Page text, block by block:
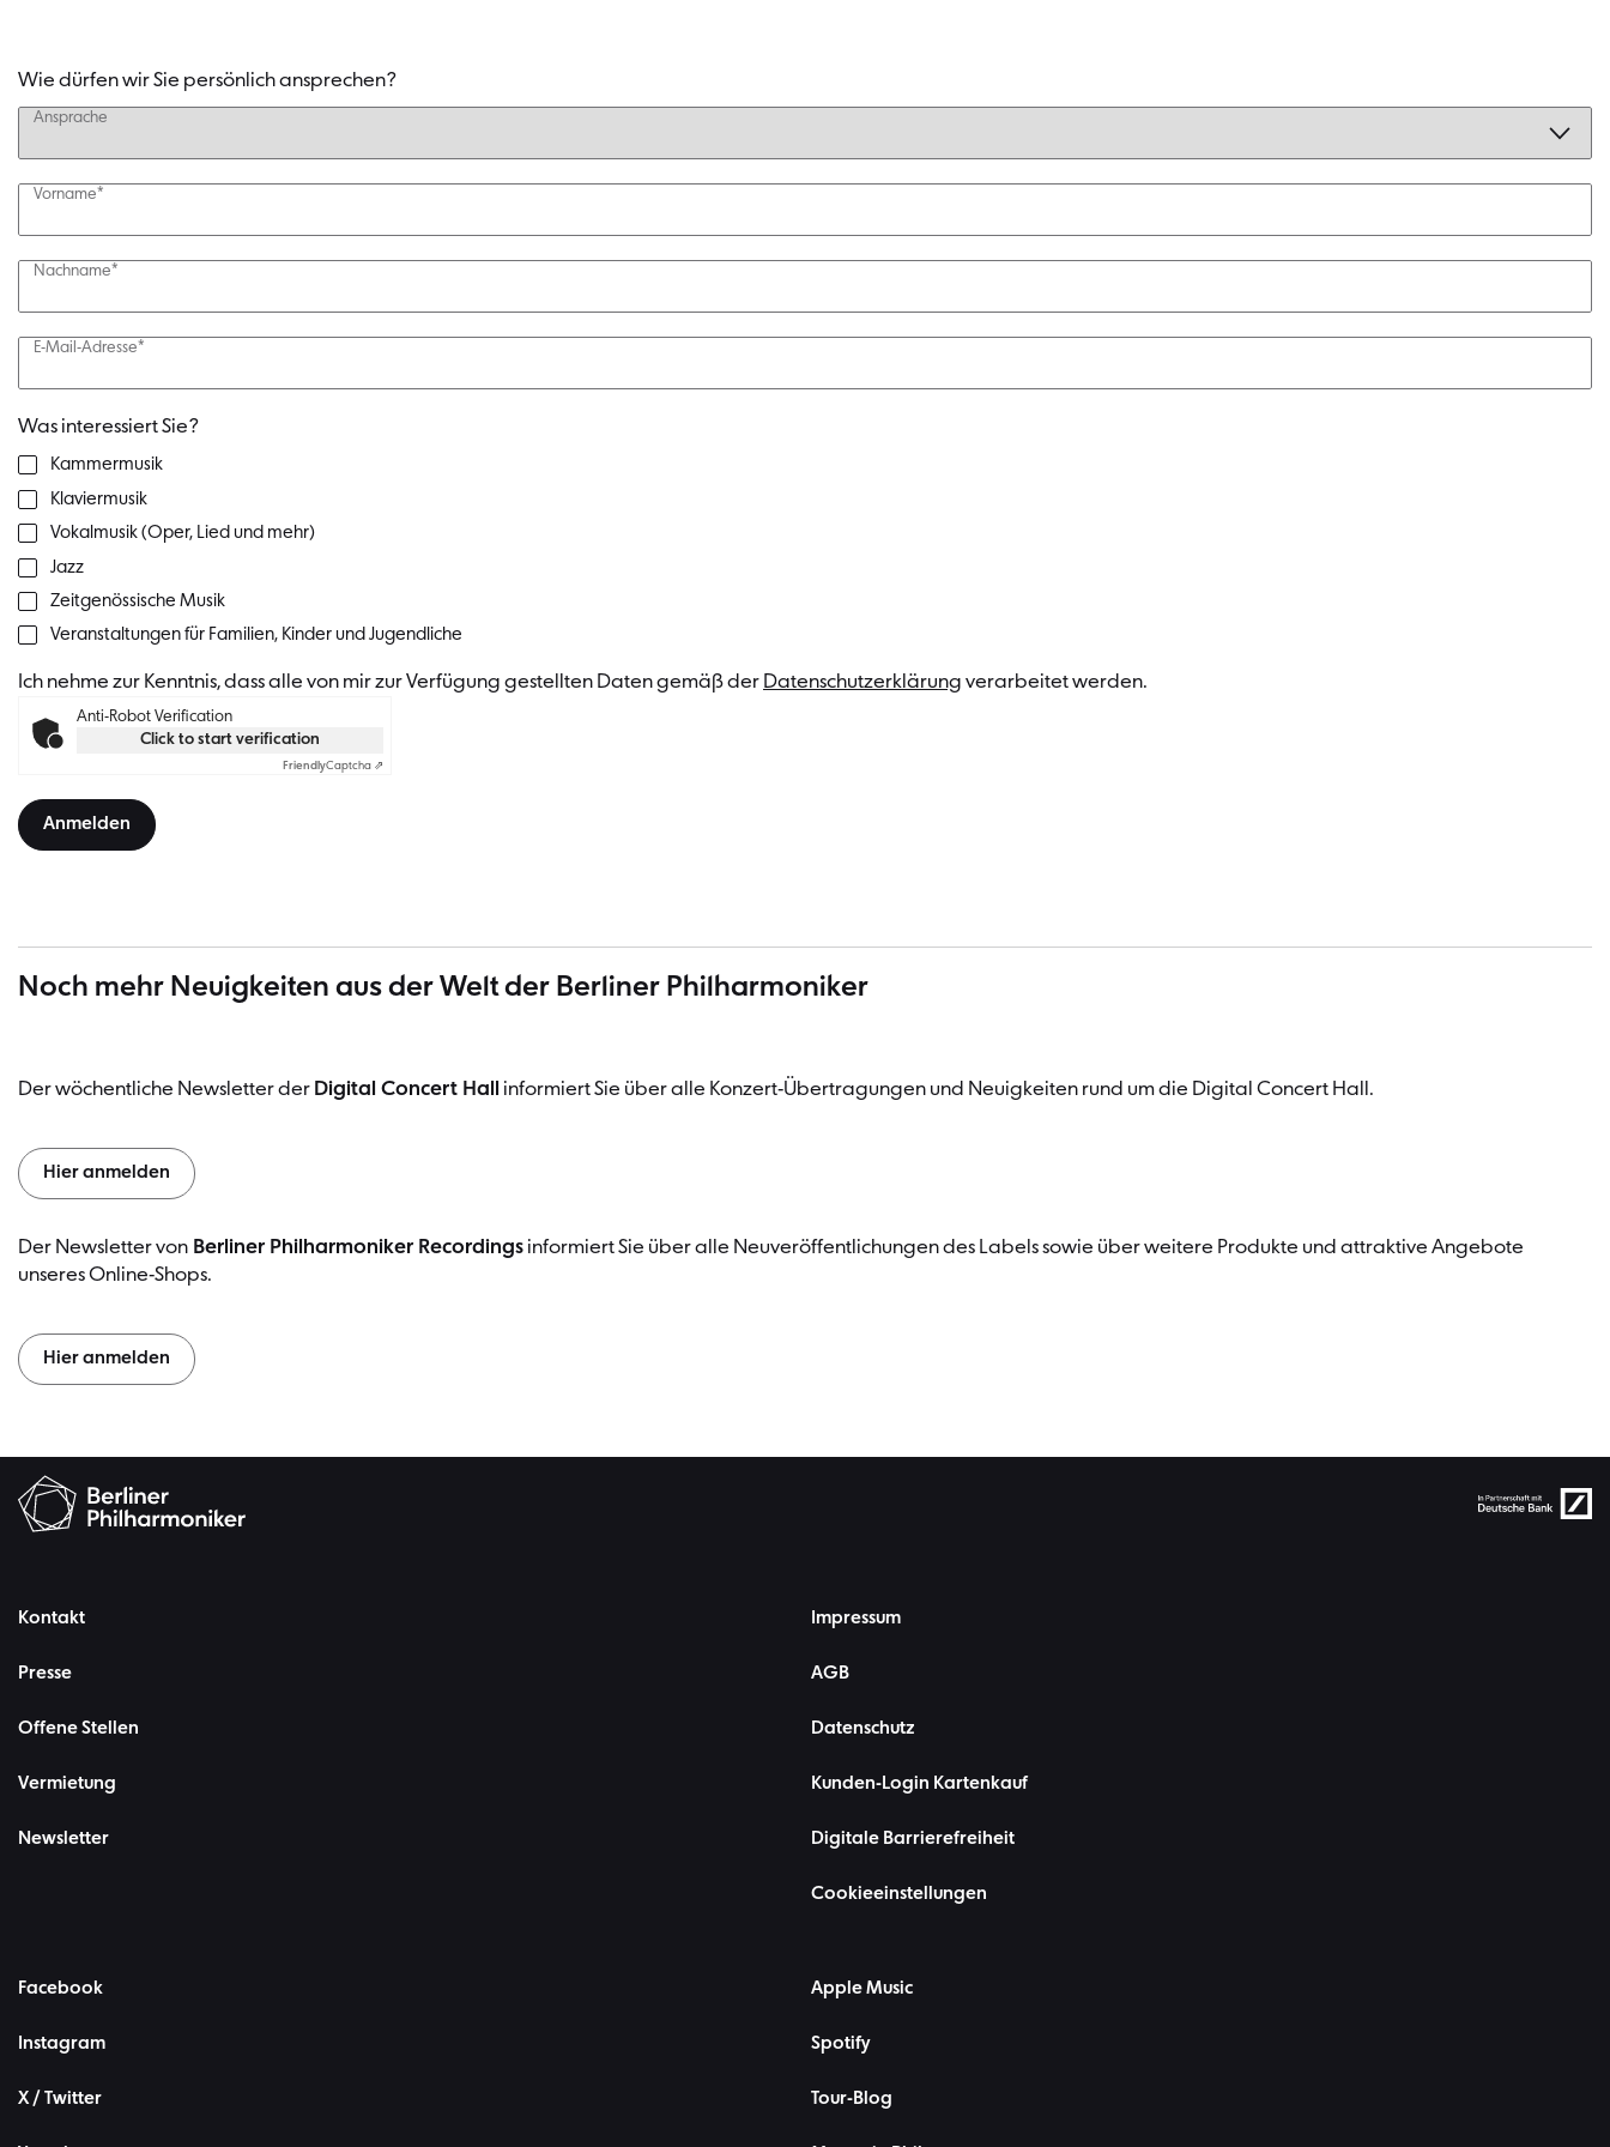
Wie dürfen wir Sie persönlich ansprechen?
Ansprache
Vorname*
Nachname*
E-Mail-Adresse*
Was interessiert Sie?
Kammermusik
Klaviermusik
Vokalmusik (Oper, Lied und mehr)
Jazz
Zeitgenössische Musik
Veranstaltungen für Familien, Kinder und Jugendliche
Ich nehme zur Kenntnis, dass alle von mir zur Verfügung gestellten Daten gemäß der Datenschutzerklärung verarbeitet werden.
Anti-Robot Verification
Click to start verification
FriendlyCaptcha ⇗
Anmelden
Noch mehr Neuigkeiten aus der Welt der Berliner Philharmoniker
Der wöchentliche Newsletter der Digital Concert Hall informiert Sie über alle Konzert-Übertragungen und Neuigkeiten rund um die Digital Concert Hall.
Hier anmelden
Der Newsletter von Berliner Philharmoniker Recordings informiert Sie über alle Neuveröffentlichungen des Labels sowie über weitere Produkte und attraktive Angebote
unseres Online-Shops.
Hier anmelden
Kontakt
Presse
Offene Stellen
Vermietung
Newsletter
Impressum
AGB
Datenschutz
Kunden-Login Kartenkauf
Digitale Barrierefreiheit
Cookieeinstellungen
Facebook
Instagram
X / Twitter
Apple Music
Spotify
Tour-Blog